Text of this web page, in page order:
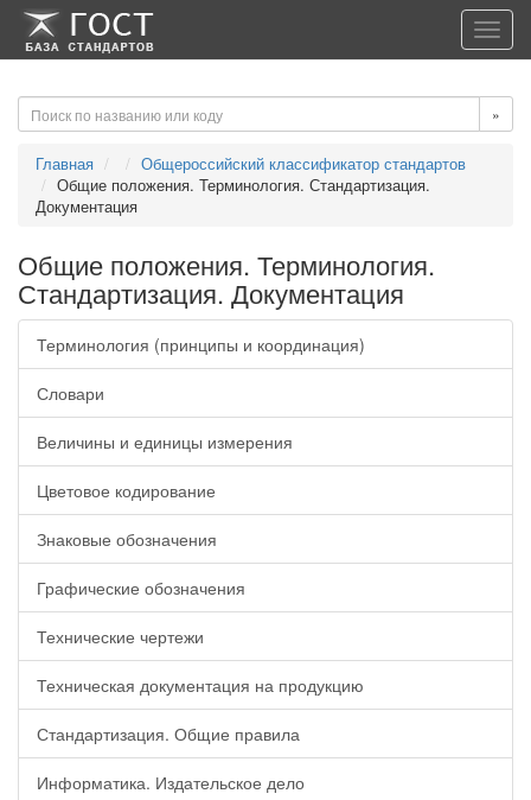
-->-->
»
Главная
Общероссийский классификатор стандартов
Общие положения. Терминология. Стандартизация.
Документация
Общие положения. Терминология.
Стандартизация. Документация
Терминология (принципы и координация)
Словари
Величины и единицы измерения
Цветовое кодирование
Знаковые обозначения
Графические обозначения
Технические чертежи
Техническая документация на продукцию
Стандартизация. Общие правила
Информатика. Издательское дело